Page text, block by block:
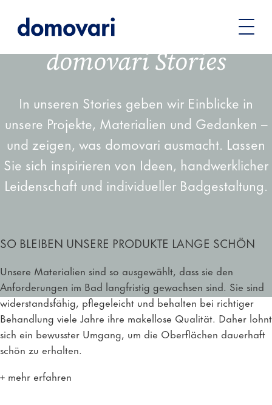
befinden
sich
Unternehmen Stories
domovari Stories
In unseren Stories geben wir Einblicke in
unsere Projekte, Materialien und Gedanken –
und zeigen, was domovari ausmacht. Lassen
Sie sich inspirieren von Ideen, handwerklicher
Leidenschaft und individueller Badgestaltung.
SO BLEIBEN UNSERE PRODUKTE LANGE SCHÖN
Unsere Materialien sind so ausgewählt, dass sie den
Anforderungen im Bad langfristig gewachsen sind. Sie sind
widerstandsfähig, pflegeleicht und behalten bei richtiger
Behandlung viele Jahre ihre makellose Qualität. Daher lohnt
sich ein bewusster Umgang, um die Oberflächen dauerhaft
schön zu erhalten.
mehr erfahren